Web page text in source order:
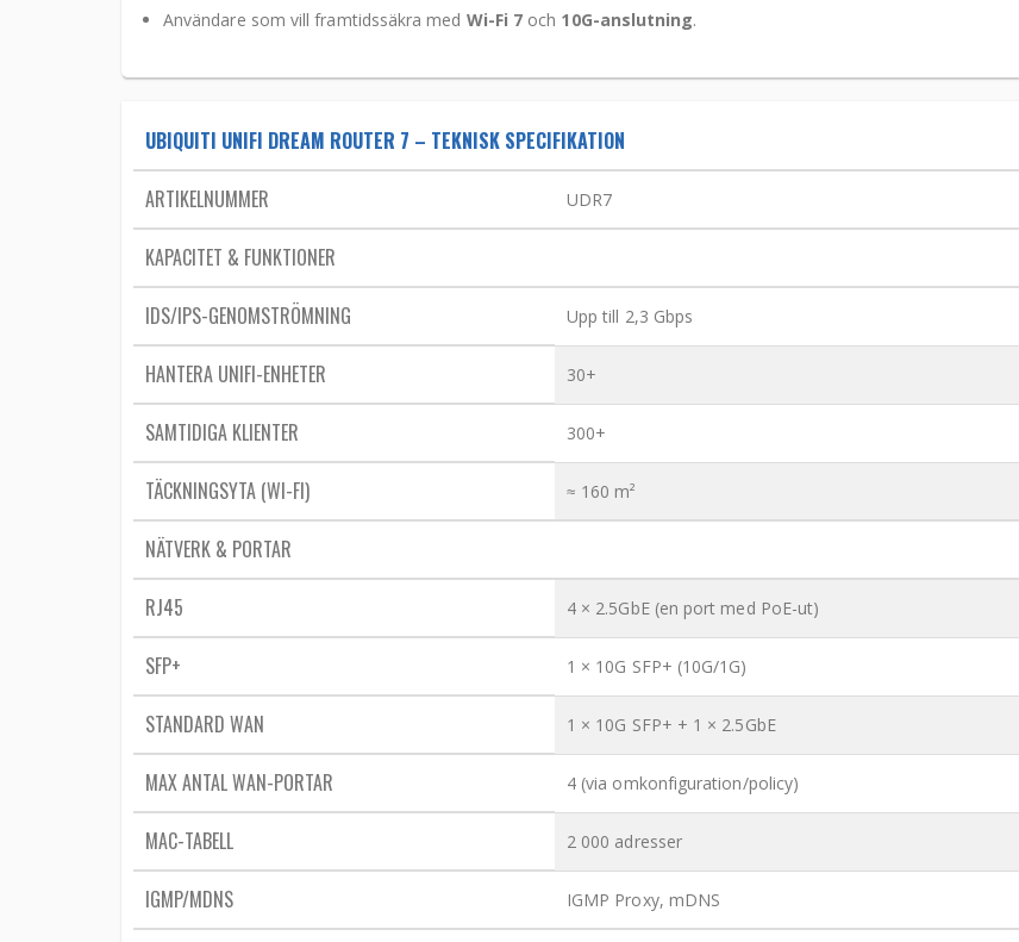
Användare som vill framtidssäkra med Wi-Fi 7 och 10G-anslutning.
UBIQUITI UNIFI DREAM ROUTER 7 – TEKNISK SPECIFIKATION
ARTIKELNUMMER UDR7
KAPACITET & FUNKTIONER
IDS/IPS-GENOMSTRÖMNING Upp till 2,3 Gbps
HANTERA UNIFI-ENHETER 30+
SAMTIDIGA KLIENTER 300+
TÄCKNINGSYTA (WI-FI) ≈ 160 m²
NÄTVERK & PORTAR
RJ45 4 × 2.5GbE (en port med PoE-ut)
SFP+ 1 × 10G SFP+ (10G/1G)
STANDARD WAN 1 × 10G SFP+ + 1 × 2.5GbE
MAX ANTAL WAN-PORTAR 4 (via omkonfiguration/policy)
MAC-TABELL 2 000 adresser
IGMP/MDNS IGMP Proxy, mDNS